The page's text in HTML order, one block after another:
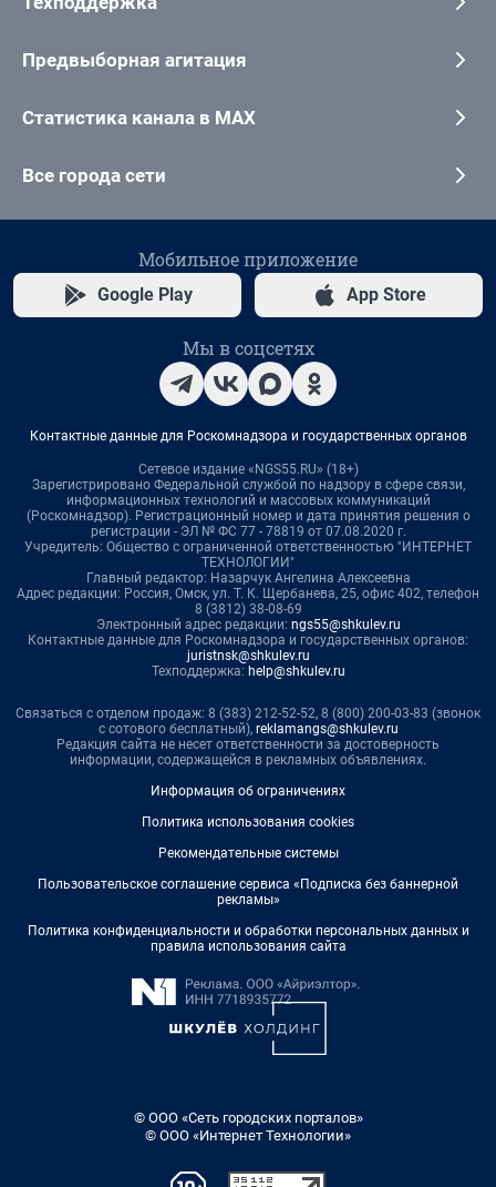
Предвыборная агитация
Статистика канала в MAX
Все города сети
Мобильное приложение
Google Play App Store
Мы в соцсетях
Контактные данные для Роскомнадзора и государственных органов
Сетевое издание «NGS55.RU» (18+)
Зарегистрировано Федеральной службой по надзору в сфере связи,
информационных технологий и массовых коммуникаций
(Роскомнадзор). Регистрационный номер и дата принятия решения о
регистрации - ЭЛ № ФС 77 - 78819 от 07.08.2020 г.
Учредитель: Общество с ограниченной ответственностью "ИНТЕРНЕТ
ТЕХНОЛОГИИ"
Главный редактор: Назарчук Ангелина Алексеевна
Адрес редакции: Россия, Омск, ул. Т. К. Щербанева, 25, офис 402, телефон
8 (3812) 38-08-69
Электронный адрес редакции: ngs55@shkulev.ru
Контактные данные для Роскомнадзора и государственных органов:
juristnsk@shkulev.ru
Техподдержка: help@shkulev.ru
Связаться с отделом продаж: 8 (383) 212-52-52, 8 (800) 200-03-83 (звонок
с сотового бесплатный), reklamangs@shkulev.ru
Редакция сайта не несет ответственности за достоверность
информации, содержащейся в рекламных объявлениях.
Информация об ограничениях
Политика использования cookies
Рекомендательные системы
Пользовательское соглашение сервиса «Подписка без баннерной
рекламы»
Политика конфиденциальности и обработки персональных данных и
правила использования сайта
© ООО «Сеть городских порталов»
© ООО «Интернет Технологии»